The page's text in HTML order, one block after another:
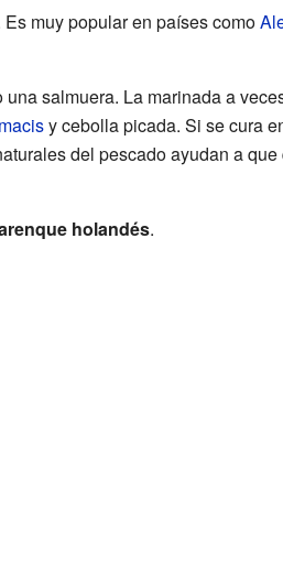
muy popular en países como
salmuera. La marinada a
macisy cebolla picada. Si se cura
del pescado ayudan a que
holandés.